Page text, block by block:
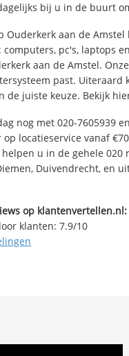
bij u in de buurt
Ouderkerk aan de
pc's, laptops
aan de Amstel.
past. Uiteraard
de juiste keuze. Bekijk
nog met 020-7605939
locatieservice vanaf
u in de gehele 020
Duivendrecht, en
op klantenvertellen.nl:
klanten: 7.9/10